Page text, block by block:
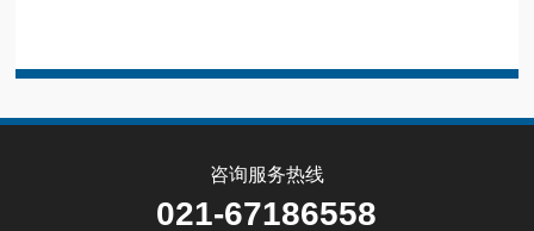
咨询服务热线
021-67186558